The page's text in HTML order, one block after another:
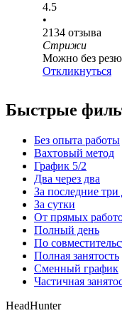
4.5
•
2134 отзыва
Стрижи
Можно без
Откликнуться
Быстрые
Без опыта работы
Вахтовый метод
График 5/2
Два через два
За последние три
За сутки
От прямых
Полный день
По
Полная занятость
Сменный график
Частичная
HeadHunter